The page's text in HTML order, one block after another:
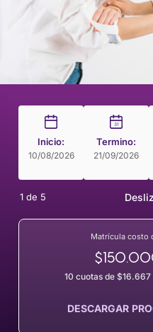
Inicio:
10/08/2026
31
Termino:
21/09/2026
1 de 5
Matrícula costo
10 cuotas de $16.667
DESCARGAR